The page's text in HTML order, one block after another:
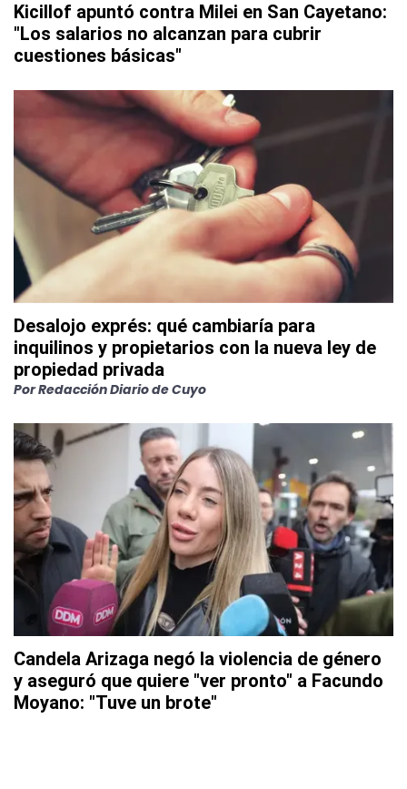
Kicillof apuntó contra Milei en San Cayetano:
"Los salarios no alcanzan para cubrir
cuestiones básicas"
Desalojo exprés: qué cambiaría para
inquilinos y propietarios con la nueva ley de
propiedad privada
PorRedacción Diario de Cuyo
Candela Arizaga negó la violencia de género
y aseguró que quiere "ver pronto" a Facundo
Moyano: "Tuve un brote"